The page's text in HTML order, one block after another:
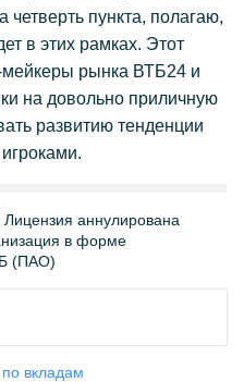
пункта, полагаю,
в этих рамках. Этот
мейкеры рынка ВТБ24 и
на довольно приличную
развитию тенденции
аннулирована
в форме
(ПАО)
вкладам